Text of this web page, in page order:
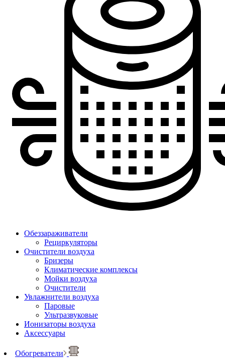
Обеззараживатели
Рециркуляторы
Очистители воздуха
Бризеры
Климатические комплексы
Мойки воздуха
Очистители
Увлажнители воздуха
Паровые
Ультразвуковые
Ионизаторы воздуха
Аксессуары
Обогреватели